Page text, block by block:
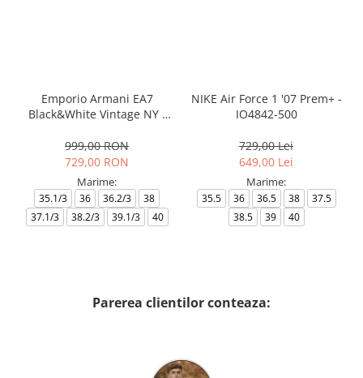
Emporio Armani EA7
Black&White Vintage NY -
999,00 RON
729,00 RON
Marime:
35.1/3 36 36.2/3
38
37.1/3
38.2/3 39.1/3 40
NIKE Air Force 1 '07 Prem+ -
IO4842-500
729,00 Lei
649,00 Lei
Marime:
35.5 36 36.5 38
37.5
38.5
39 40
Parerea clientilor conteaza: